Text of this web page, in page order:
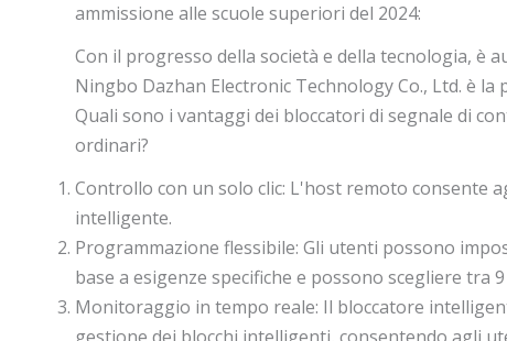
ammissione alle scuole superiori del 2024:
Con il progresso della società e della tecnologia, è
Ningbo Dazhan Electronic Technology Co., Ltd. è
Quali sono i vantaggi dei bloccatori di segnale di
ordinari?
Controllo con un solo clic: L'host remoto consente
intelligente.
Programmazione flessibile: Gli utenti possono
base a esigenze specifiche e possono scegliere tra
Monitoraggio in tempo reale: Il bloccatore